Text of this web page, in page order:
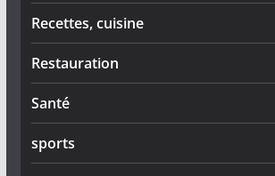
Recettes, cuisine
Restauration
Santé
sports